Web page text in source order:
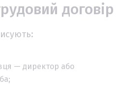
договір
— директор або